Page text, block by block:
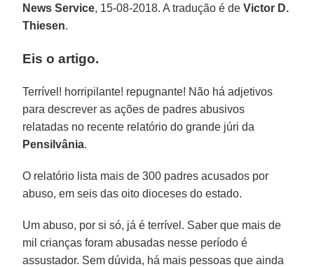
News Service, 15-08-2018. A tradução é deVictor D.
Thiesen.
Eis o artigo.
Terrível! horripilante! repugnante! Não há adjetivos
para descrever as ações de padres abusivos
relatadas no recente relatório do grande júri da
Pensilvânia.
O relatório lista mais de 300 padres acusados ​​por
abuso, em seis das oito dioceses do estado.
Um abuso, por si só, já é terrível. Saber que mais de
mil crianças foram abusadas nesse período é
assustador. Sem dúvida, há mais pessoas que ainda